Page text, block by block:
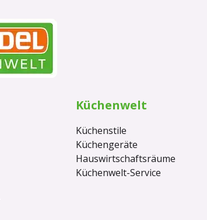
Küchenwelt
Küchenstile
Küchengeräte
Hauswirtschaftsräume
Küchenwelt-Service